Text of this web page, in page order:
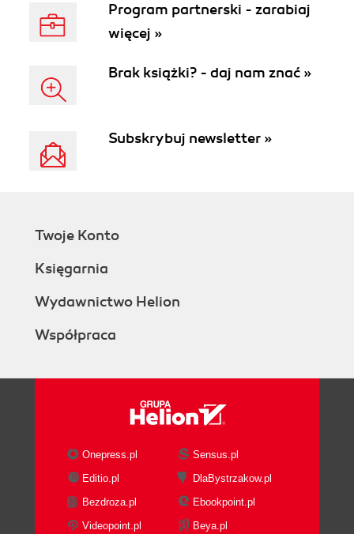
Program partnerski - zarabiaj
więcej »
Brak książki? - daj nam znać »
Subskrybuj newsletter »
Twoje Konto
Księgarnia
Wydawnictwo Helion
Współpraca
Onepress.pl
Sensus.pl
Editio.pl
DlaBystrzakow.pl
Bezdroza.pl
Ebookpoint.pl
Videopoint.pl
Beya.pl